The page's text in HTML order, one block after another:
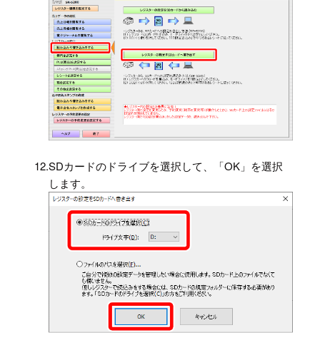
12.SDカードのドライブを選択して、「OK」を選択
します。